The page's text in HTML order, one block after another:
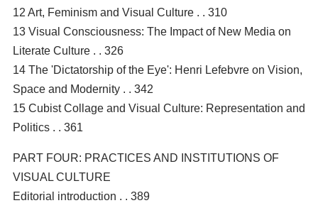
12 Art, Feminism and Visual Culture . . 310
13 Visual Consciousness: The Impact of New Media on
Literate Culture . . 326
14 The 'Dictatorship of the Eye': Henri Lefebvre on Vision,
Space and Modernity . . 342
15 Cubist Collage and Visual Culture: Representation and
Politics . . 361
PART FOUR: PRACTICES AND INSTITUTIONS OF
VISUAL CULTURE
Editorial introduction . . 389